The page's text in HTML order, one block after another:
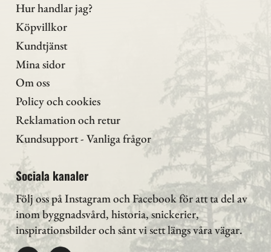
Hur handlar jag?
Köpvillkor
Kundtjänst
Mina sidor
Om oss
Policy och cookies
Reklamation och retur
Kundsupport - Vanliga frågor
Sociala kanaler
Följ oss på Instagramoch Facebook för att ta del av
inom byggnadsvård, historia, snickerier,
inspirationsbilder och sånt vi sett längs våra vägar.